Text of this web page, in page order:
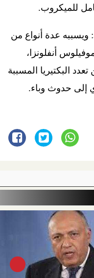
للميكروب.
ويسببه عدة أنواع من
أنفلونزا،
البكتيريا المسببة
إلى حدوث وباء.